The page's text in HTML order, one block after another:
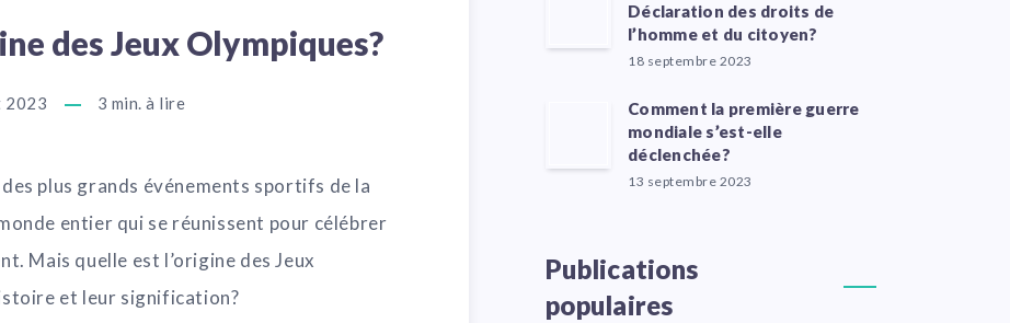
des Jeux Olympiques?
2023 3 min. à lire
plus grands événements sportifs de la
entier qui se réunissent pour célébrer
Mais quelle est l’origine des Jeux
et leur signification?
Déclaration des droits de
l’homme et du citoyen?
18 septembre 2023
Comment la première guerre
mondiale s’est-elle
déclenchée?
13 septembre 2023
Publications
populaires